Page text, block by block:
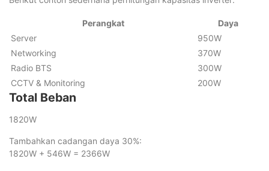
Perangkat
Daya
Server
950W
Networking
370W
Radio BTS
300W
CCTV & Monitoring
200W
Total Beban
1820W
Tambahkan cadangan daya 30%:
1820W + 546W = 2366W